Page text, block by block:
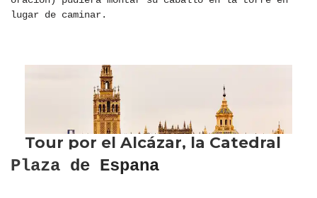
lugar de caminar.
Plaza de Espana